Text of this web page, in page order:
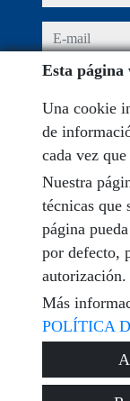
e-mail
He leído y
mensaje
Captcha
Esta página
Una cookie
de
cada vez
Nuestra
técnicas que
página
por defecto,
autorización.
Más
POLÍTICA